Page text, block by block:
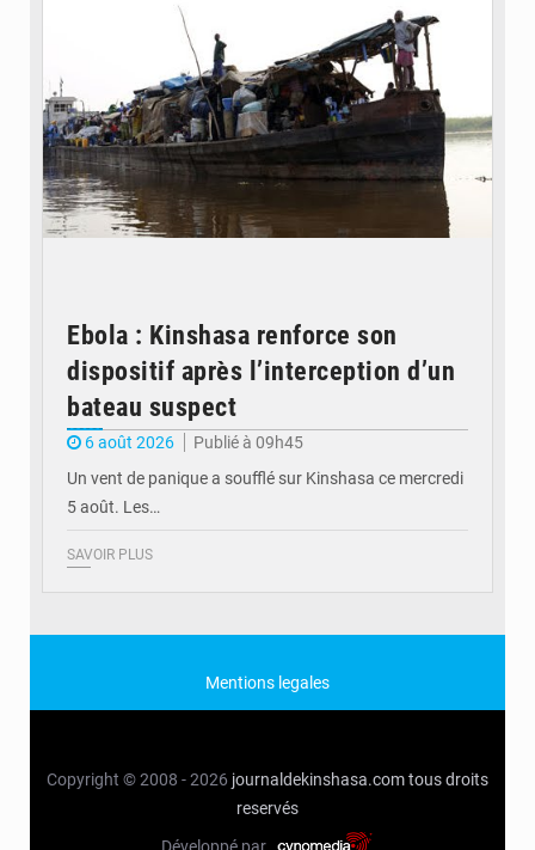
Ebola : Kinshasa renforce son
dispositif après l’interception d’un
bateau suspect
6 août 2026
Publié à 09h45
Un vent de panique a soufflé sur Kinshasa ce mercredi
5 août. Les…
SAVOIR PLUS
Mentions legales
Copyright © 2008 - 2026 journaldekinshasa.comtous droits
reservés
Développé par